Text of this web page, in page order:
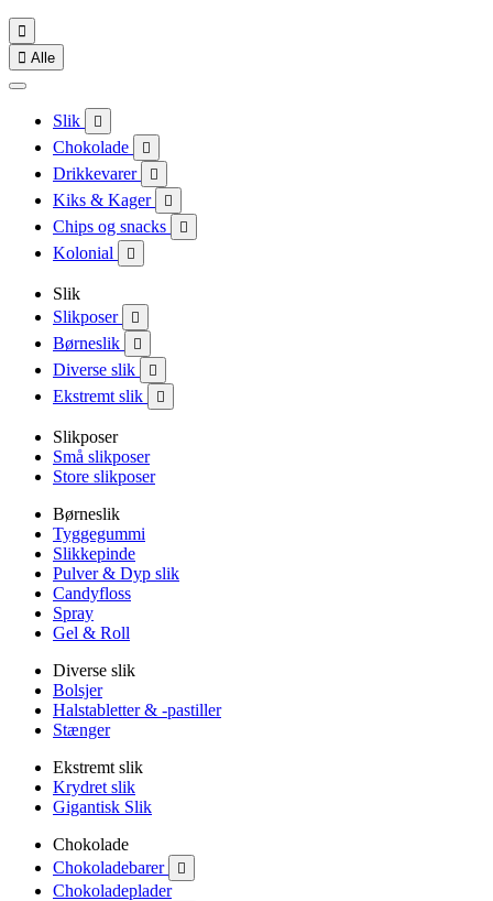

 Alle
Slik 
Chokolade 
Drikkevarer 
Kiks & Kager 
Chips og snacks 
Kolonial 
Slik
Slikposer

Børneslik 
Diverse slik 
Ekstremt slik 
Slikposer
Små slikposer
Store slikposer
Børneslik
Tyggegummi
Slikkepinde
Pulver & Dyp slik
Candyfloss
Spray
Gel & Roll
Diverse slik
Bolsjer
Halstabletter & -pastiller
Stænger
Ekstremt slik
Krydret slik
Gigantisk Slik
Chokolade
Chokoladebarer

Chokoladeplader